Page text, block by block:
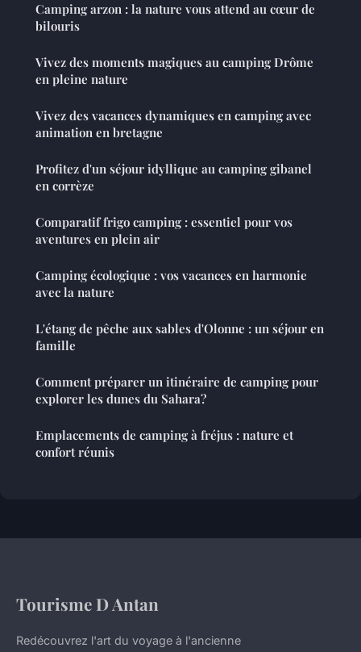
Camping arzon : la nature vous attend au cœur de
bilouris
Vivez des moments magiques au camping Drôme
en pleine nature
Vivez des vacances dynamiques en camping avec
animation en bretagne
Profitez d'un séjour idyllique au camping gibanel
en corrèze
Comparatif frigo camping : essentiel pour vos
aventures en plein air
Camping écologique : vos vacances en harmonie
avec la nature
L'étang de pêche aux sables d'Olonne : un séjour en
famille
Comment préparer un itinéraire de camping pour
explorer les dunes du Sahara?
Emplacements de camping à fréjus : nature et
confort réunis
Tourisme D Antan
Redécouvrez l'art du voyage à l'ancienne